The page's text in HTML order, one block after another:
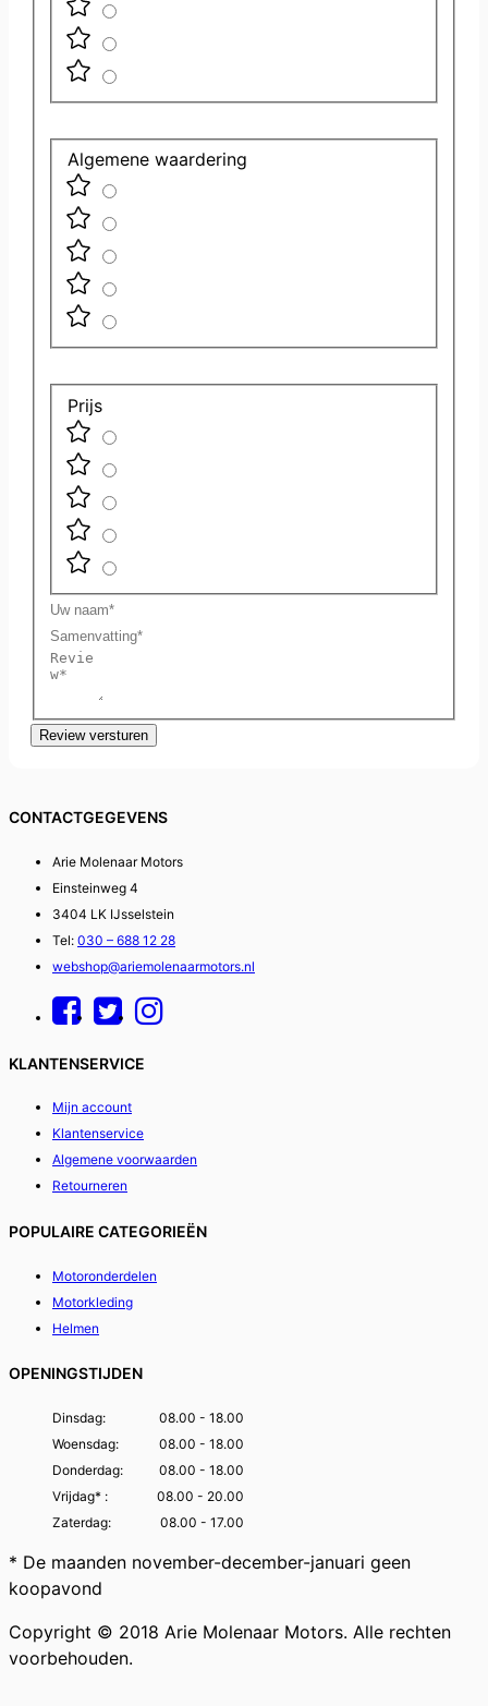
Algemene waardering
Prijs
Uw
naam
Samenvatting
Review
Review versturen
CONTACTGEGEVENS
Arie Molenaar Motors
Einsteinweg 4
3404 LK IJsselstein
Tel: 030 – 688 12 28
webshop@ariemolenaarmotors.nl
KLANTENSERVICE
Mijn account
Klantenservice
Algemene voorwaarden
Retourneren
POPULAIRE CATEGORIEËN
Motoronderdelen
Motorkleding
Helmen
OPENINGSTIJDEN
Dinsdag:
08.00 - 18.00
Woensdag:
08.00 - 18.00
Donderdag:
08.00 - 18.00
Vrijdag* :
08.00 - 20.00
Zaterdag:
08.00 - 17.00
* De maanden november-december-januari geen
koopavond
Copyright © 2018 Arie Molenaar Motors. Alle rechten
voorbehouden.